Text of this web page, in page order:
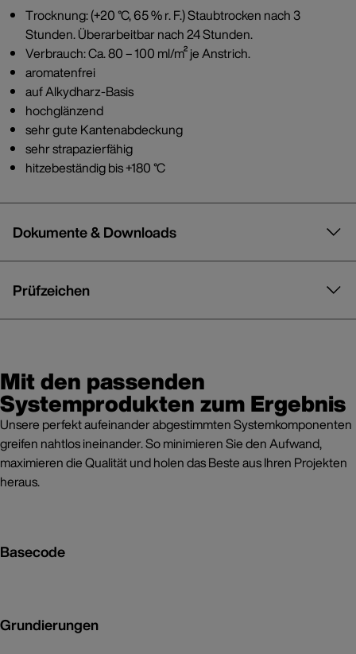
Trocknung: (+20 °C, 65 % r. F.) Staubtrocken nach 3
Stunden. Überarbeitbar nach 24 Stunden.
Verbrauch: Ca. 80 – 100 ml/m² je Anstrich.
aromatenfrei
auf Alkydharz-Basis
hochglänzend
sehr gute Kantenabdeckung
sehr strapazierfähig
hitzebeständig bis +180 °C
Dokumente & Downloads
Prüfzeichen
Mit den passenden
Systemprodukten zum Ergebnis
Unsere perfekt aufeinander abgestimmten Systemkomponenten
greifen nahtlos ineinander. So minimieren Sie den Aufwand,
maximieren die Qualität und holen das Beste aus Ihren Projekten
heraus.
Basecode
Grundierungen